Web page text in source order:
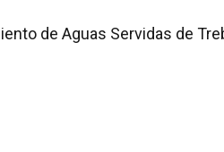
de Aguas Servidas de